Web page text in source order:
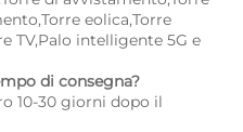
eolica,Torre
TV,Palo intelligente 5G e
di consegna?
10-30 giorni dopo il